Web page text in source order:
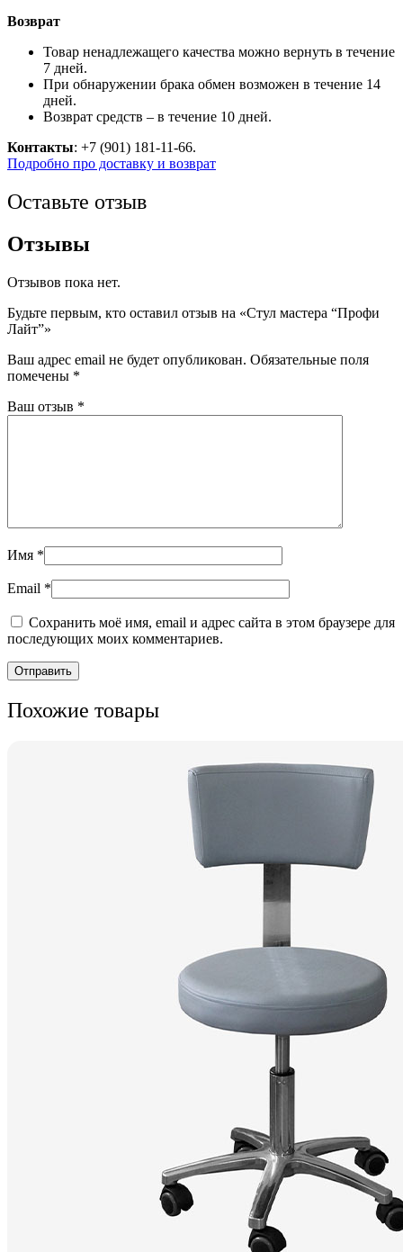
Возврат
Товар ненадлежащего качества можно вернуть в течение
7 дней.
При обнаружении брака обмен возможен в течение 14
дней.
Возврат средств – в течение 10 дней.
Контакты: +7 (901) 181-11-66.
Подробно про доставку и возврат
Оставьте отзыв
Отзывы
Отзывов пока нет.
Будьте первым, кто оставил отзыв на «Стул мастера “Профи
Лайт”»
Ваш адрес email не будет опубликован. Обязательные поля
помечены *
Ваш отзыв *
Имя *
Email *
Сохранить моё имя, email и адрес сайта в этом браузере для
последующих моих комментариев.
Похожие товары